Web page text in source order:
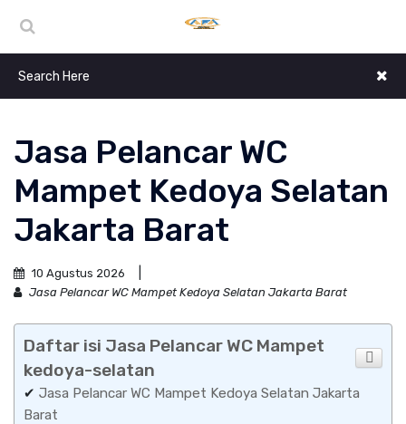
Jasa Pelancar WC
Mampet Kedoya Selatan
Jakarta Barat
10 Agustus 2026
Jasa Pelancar WC Mampet Kedoya Selatan Jakarta Barat
Daftar isi Jasa Pelancar WC Mampet
kedoya-selatan
✔ Jasa Pelancar WC Mampet Kedoya Selatan Jakarta
Barat